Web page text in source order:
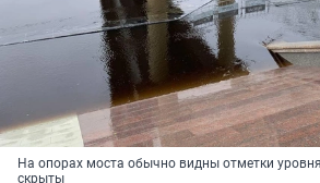
На опорах моста обычно видны отметки
скрыты